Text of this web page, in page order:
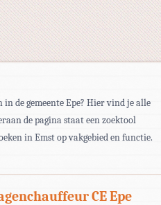
de gemeente Epe? Hier vind je alle
de pagina staat een zoektool
in Emst op vakgebied en functie.
CE Epe